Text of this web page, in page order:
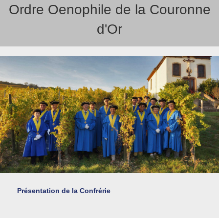
Ordre Oenophile de la Couronne
d'Or
Présentation de la Confrérie